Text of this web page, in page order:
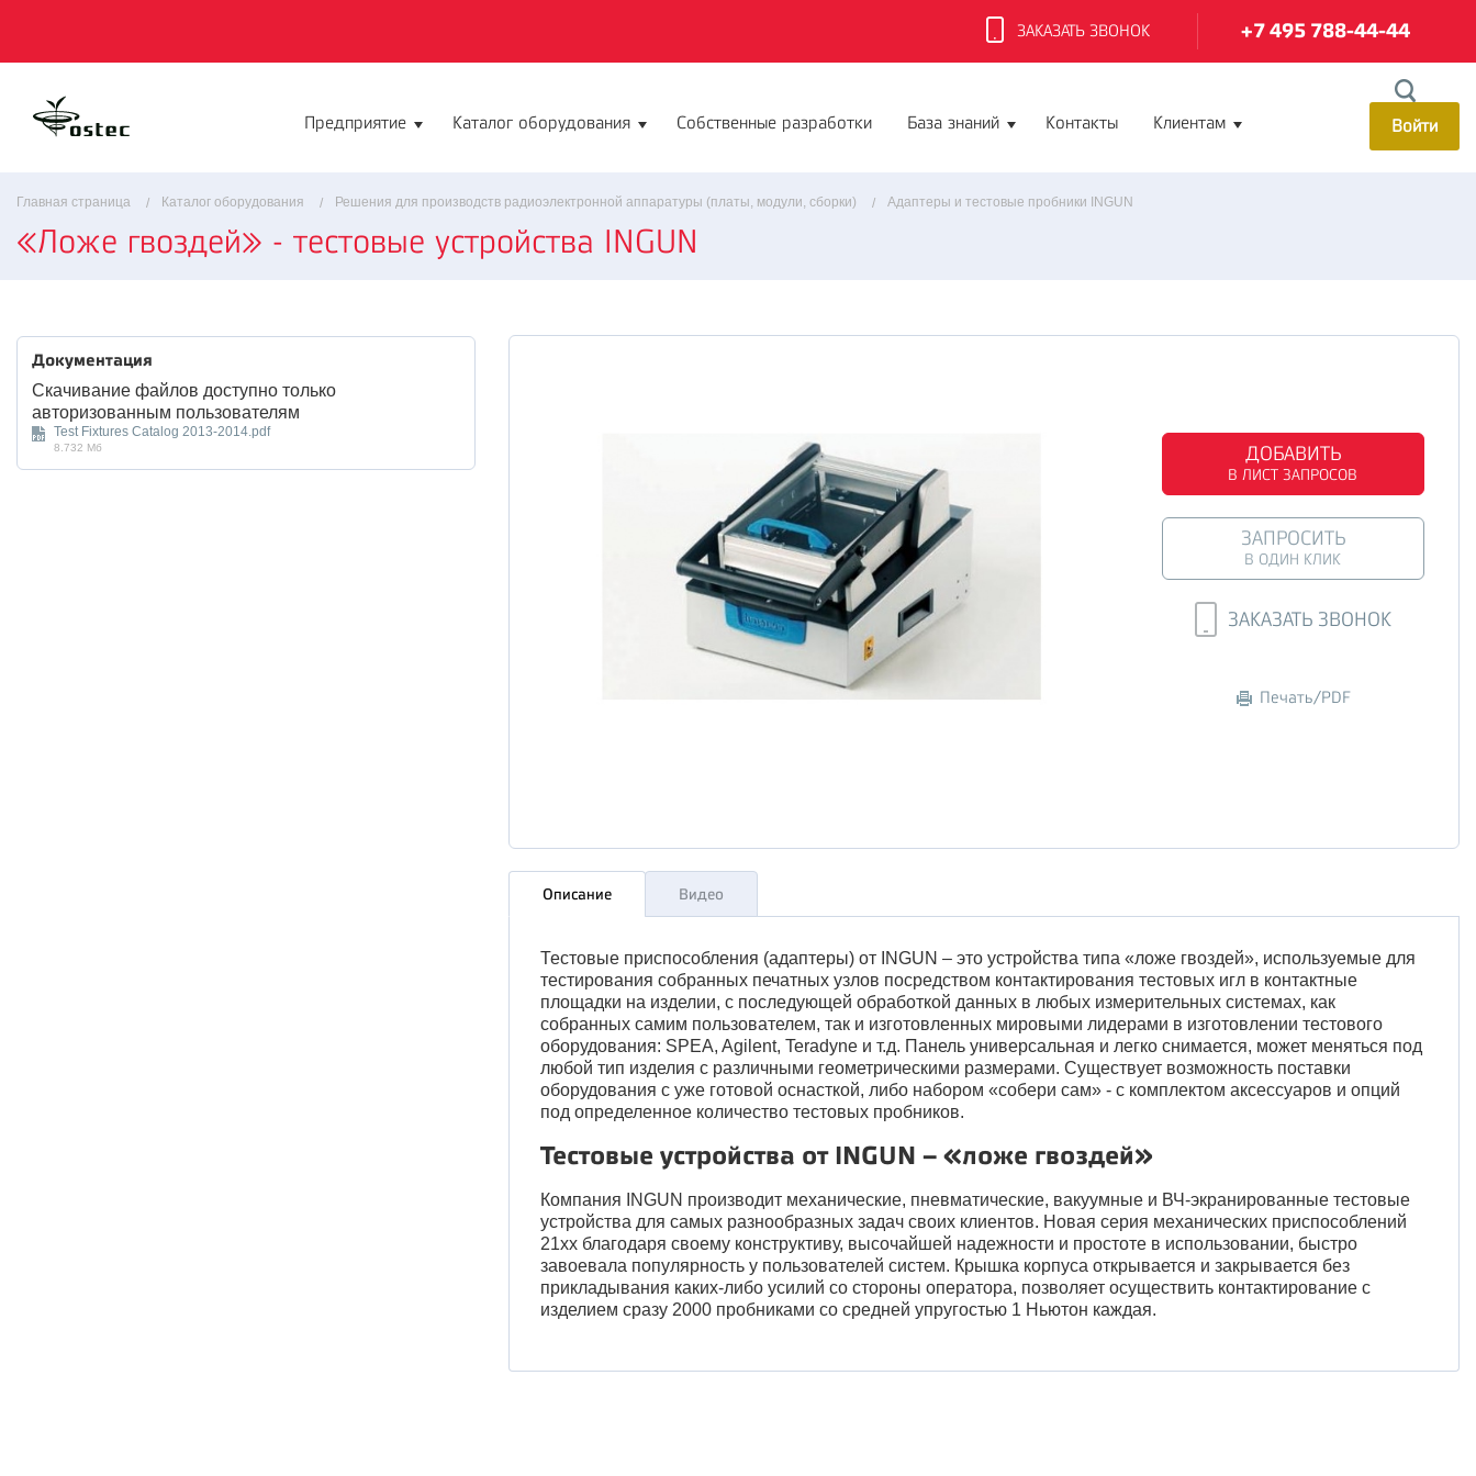
ЗАКАЗАТЬ ЗВОНОК +7 495 788-44-44
Предприятие Каталог оборудования Собственные разработки База знаний Контакты Клиентам Войти
Главная страница Каталог оборудования Решения для производств радиоэлектронной аппаратуры (платы, модули, сборки) Адаптеры и тестовые пробники INGUN
«Ложе гвоздей» - тестовые устройства INGUN
ДОБАВИТЬ
В ЛИСТ ЗАПРОСОВ
ЗАПРОСИТЬ
В ОДИН КЛИК
ЗАКАЗАТЬ ЗВОНОК
Печать/PDF
Описание Видео
Тестовые приспособления (адаптеры) от INGUN – это устройства типа «ложе гвоздей», используемые для
тестирования собранных печатных узлов посредством контактирования тестовых игл в контактные
площадки на изделии, с последующей обработкой данных в любых измерительных системах, как
собранных самим пользователем, так и изготовленных мировыми лидерами в изготовлении тестового
оборудования: SPEA, Agilent, Teradyne и т.д. Панель универсальная и легко снимается, может меняться под
любой тип изделия с различными геометрическими размерами. Существует возможность поставки
оборудования с уже готовой оснасткой, либо набором «собери сам» - с комплектом аксессуаров и опций
под определенное количество тестовых пробников.
Тестовые устройства от INGUN – «ложе гвоздей»
Компания INGUN производит механические, пневматические, вакуумные и ВЧ-экранированные тестовые
устройства для самых разнообразных задач своих клиентов. Новая серия механических приспособлений
21хх благодаря своему конструктиву, высочайшей надежности и простоте в использовании, быстро
завоевала популярность у пользователей систем. Крышка корпуса открывается и закрывается без
прикладывания каких-либо усилий со стороны оператора, позволяет осуществить контактирование с
изделием сразу 2000 пробниками со средней упругостью 1 Ньютон каждая.
Документация
Скачивание файлов доступно только
авторизованным пользователям
Test Fixtures Catalog 2013-2014.pdf
8.732 Мб